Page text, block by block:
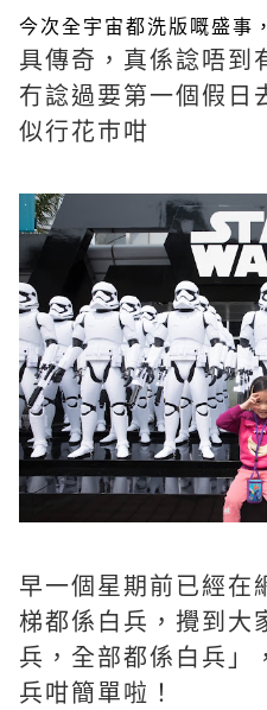
今次全宇宙都洗版嘅盛事
具傳奇，真係諗唔到
冇諗過要第一個假日
似行花巿咁
早一個星期前已經在
梯都係白兵，攪到大
兵，全部都係白兵」
兵咁簡單啦！